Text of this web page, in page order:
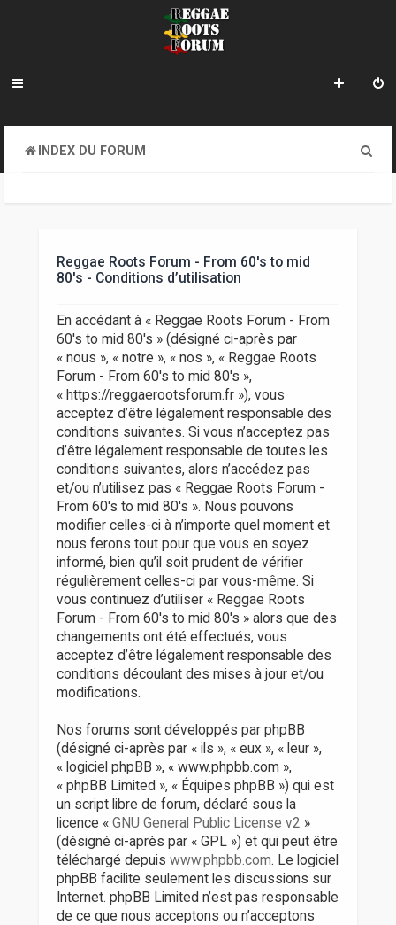
INDEX DU FORUM
Reggae Roots Forum - From 60's to mid
80's - Conditions d’utilisation
En accédant à « Reggae Roots Forum - From
60's to mid 80's » (désigné ci-après par
« nous », « notre », « nos », « Reggae Roots
Forum - From 60's to mid 80's »,
« https://reggaerootsforum.fr »), vous
acceptez d’être légalement responsable des
conditions suivantes. Si vous n’acceptez pas
d’être légalement responsable de toutes les
conditions suivantes, alors n’accédez pas
et/ou n’utilisez pas « Reggae Roots Forum -
From 60's to mid 80's ». Nous pouvons
modifier celles-ci à n’importe quel moment et
nous ferons tout pour que vous en soyez
informé, bien qu’il soit prudent de vérifier
régulièrement celles-ci par vous-même. Si
vous continuez d’utiliser « Reggae Roots
Forum - From 60's to mid 80's » alors que des
changements ont été effectués, vous
acceptez d’être légalement responsable des
conditions découlant des mises à jour et/ou
modifications.
Nos forums sont développés par phpBB
(désigné ci-après par « ils », « eux », « leur »,
« logiciel phpBB », « www.phpbb.com »,
« phpBB Limited », « Équipes phpBB ») qui est
un script libre de forum, déclaré sous la
licence « GNU General Public License v2 »
(désigné ci-après par « GPL ») et qui peut être
téléchargé depuis www.phpbb.com. Le logiciel
phpBB facilite seulement les discussions sur
Internet. phpBB Limited n’est pas responsable
de ce que nous acceptons ou n’acceptons